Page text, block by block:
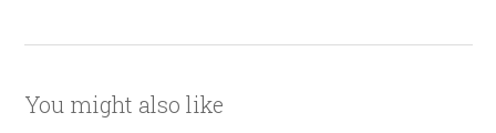
You might also like